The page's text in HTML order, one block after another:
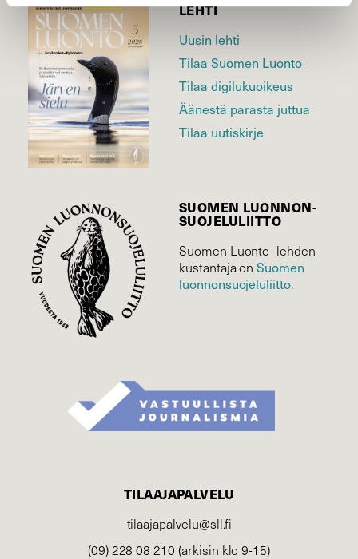
LEHTI
Uusin lehti
Tilaa Suomen Luonto
Tilaa digilukuoikeus
Äänestä parasta juttua
Tilaa uutiskirje
SUOMEN LUONNON­
SUOJELU­LIITTO
Suomen Luonto -lehden
kustantaja onSuomen
luonnonsuojelu­liitto.
TILAAJAPALVELU
tilaajapalvelu@sll.fi
(09) 228 08 210 (arkisin klo 9-15)